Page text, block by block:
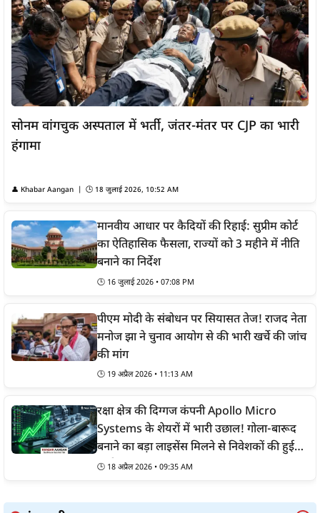
सोनम वांगचुक अस्पताल में भर्ती, जंतर-मंतर पर CJP का भारी
हंगामा
👤 Khabar Aangan | 🕒 18 जुलाई 2026, 10:52 AM
मानवीय आधार पर कैदियों की रिहाई: सुप्रीम कोर्ट
का ऐतिहासिक फैसला, राज्यों को 3 महीने में नीति
बनाने का निर्देश
🕒 16 जुलाई 2026 • 07:08 PM
पीएम मोदी के संबोधन पर सियासत तेज! राजद नेता
मनोज झा ने चुनाव आयोग से की भारी खर्चे की जांच
की मांग
🕒 19 अप्रैल 2026 • 11:13 AM
रक्षा क्षेत्र की दिग्गज कंपनी Apollo Micro
Systems के शेयरों में भारी उछाल! गोला-बारूद
बनाने का बड़ा लाइसेंस मिलने से निवेशकों की हुई
चांदी
🕒 18 अप्रैल 2026 • 09:35 AM